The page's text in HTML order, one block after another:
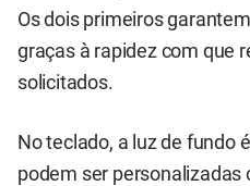
Os dois primeiros
graças à rapidez com que
solicitados.
No teclado, a luz de fundo
podem ser personalizadas